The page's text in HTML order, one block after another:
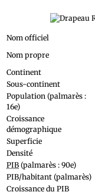
Nom officiel
Nom propre
Continent
Sous-continent
Population (palmarès :
16e)
Croissance
démographique
Superficie
Densité
PIB (palmarès : 90e)
PIB/habitant (palmarès)
Croissance du PIB